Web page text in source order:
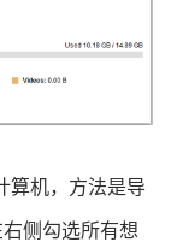
算机，方法是导
侧勾选所有想